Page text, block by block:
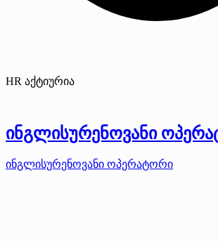
HR აქტიურია
ინგლისურენოვანი
ინგლისურენოვანი ოპერატორი